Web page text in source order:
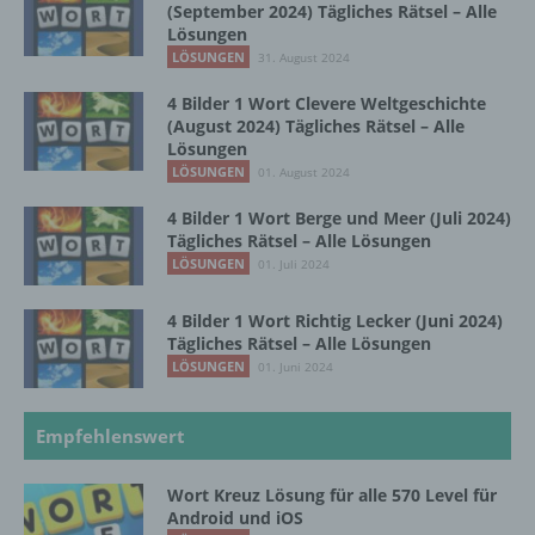
(September 2024) Tägliches Rätsel – Alle
Lösungen
LÖSUNGEN 31. August 2024
4 Bilder 1 Wort Clevere Weltgeschichte
(August 2024) Tägliches Rätsel – Alle
Lösungen
LÖSUNGEN 01. August 2024
4 Bilder 1 Wort Berge und Meer (Juli 2024)
Tägliches Rätsel – Alle Lösungen
LÖSUNGEN 01. Juli 2024
4 Bilder 1 Wort Richtig Lecker (Juni 2024)
Tägliches Rätsel – Alle Lösungen
LÖSUNGEN 01. Juni 2024
Empfehlenswert
Wort Kreuz Lösung für alle 570 Level für
Android und iOS
oder andere Stelle, die personenbezogene
Daten im Auftrag des Verantwortlichen
verarbeitet.
i) Empfänger
Empfänger ist eine natürliche oder juristische
Person, Behörde, Einrichtung oder andere
Stelle, der personenbezogene Daten
offengelegt werden, unabhängig davon, ob
nicht. Behörden, die im Rahmen eines
bestimmten Untersuchungsauftrags nach
dem Unionsrecht oder dem Recht der
jedoch nicht als Empfänger.
j) Dritter